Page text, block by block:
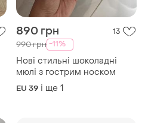
890 грн 13
990 грн -11%
Нові стильні шоколадні
мюлі з гострим носком
EU 39 і ще 1